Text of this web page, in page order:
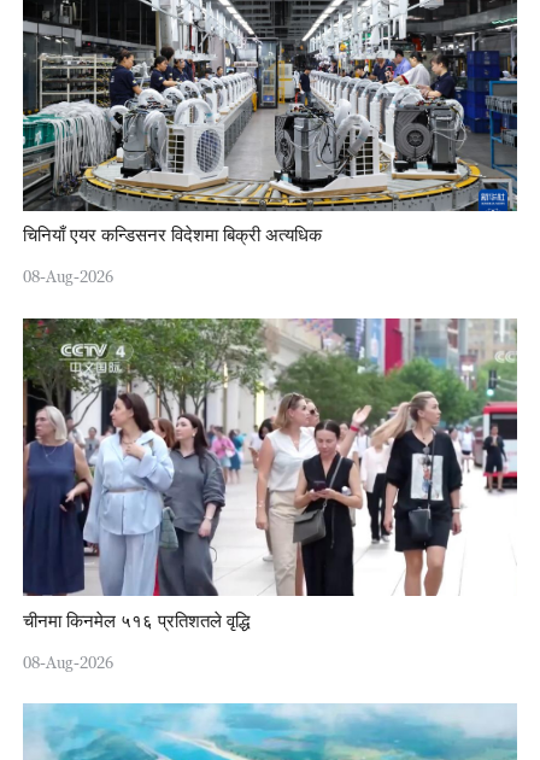
चिनियाँ एयर कन्डिसनर विदेशमा बिक्री अत्यधिक
08-Aug-2026
चीनमा किनमेल ५१६ प्रतिशतले वृद्धि
08-Aug-2026